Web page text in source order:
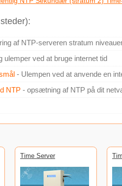
af NTP-serveren stratum
ulemper ved at bruge internet tid
- Ulempen ved at anvende en
NTP - opsætning af NTP på dit
Time Server